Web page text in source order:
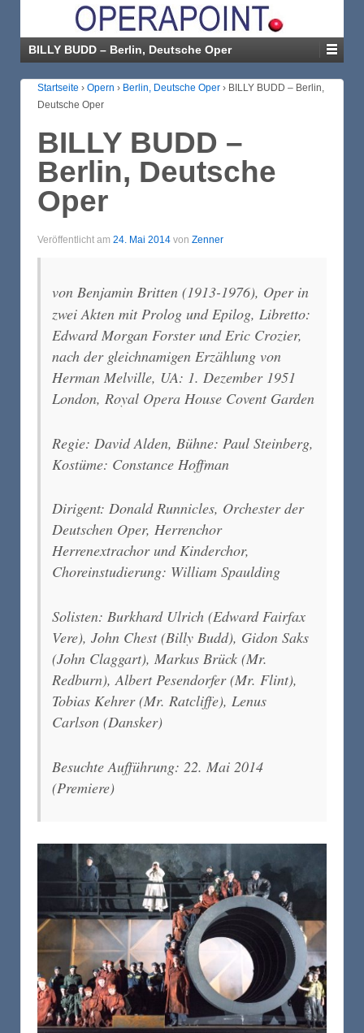
BILLY BUDD – Berlin, Deutsche Oper
Startseite › Opern › Berlin, Deutsche Oper › BILLY BUDD – Berlin,
Deutsche Oper
BILLY BUDD –
Berlin, Deutsche
Oper
Veröffentlicht am 24. Mai 2014 von Zenner
von Benjamin Britten (1913-1976), Oper in
zwei Akten mit Prolog und Epilog, Libretto:
Edward Morgan Forster und Eric Crozier,
nach der gleichnamigen Erzählung von
Herman Melville, UA: 1. Dezember 1951
London, Royal Opera House Covent Garden
Regie: David Alden, Bühne: Paul Steinberg,
Kostüme: Constance Hoffman
Dirigent: Donald Runnicles, Orchester der
Deutschen Oper, Herrenchor
Herrenextrachor und Kinderchor,
Choreinstudierung: William Spaulding
Solisten: Burkhard Ulrich (Edward Fairfax
Vere), John Chest (Billy Budd), Gidon Saks
(John Claggart), Markus Brück (Mr.
Redburn), Albert Pesendorfer (Mr. Flint),
Tobias Kehrer (Mr. Ratcliffe), Lenus
Carlson (Dansker)
Besuchte Aufführung: 22. Mai 2014
(Premiere)